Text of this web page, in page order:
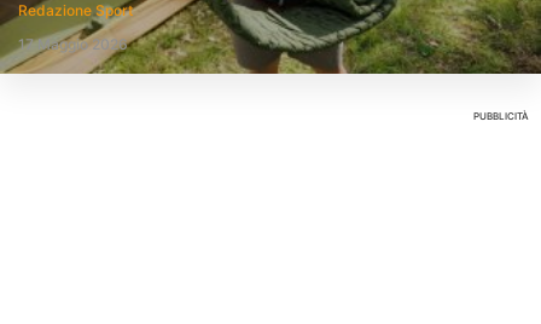
Redazione Sport
17 Maggio 2026
PUBBLICITÀ